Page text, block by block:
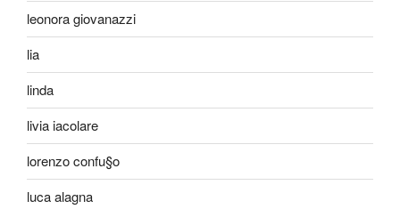
leonora giovanazzi
lia
linda
livia iacolare
lorenzo confu§o
luca alagna